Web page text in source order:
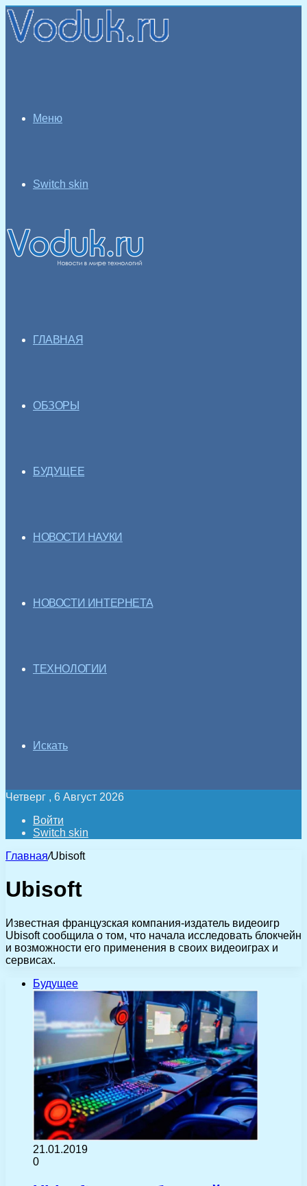
Меню
Switch skin
ГЛАВНАЯ
ОБЗОРЫ
БУДУЩЕЕ
НОВОСТИ НАУКИ
НОВОСТИ ИНТЕРНЕТА
ТЕХНОЛОГИИ
Искать
Четверг , 6 Август 2026
Войти
Switch skin
Главная/Ubisoft
Ubisoft
Известная французская компания-издатель видеоигр
Ubisoft сообщила о том, что начала исследовать блокчейн
и возможности его применения в своих видеоиграх и
сервисах.
Будущее
21.01.2019
0